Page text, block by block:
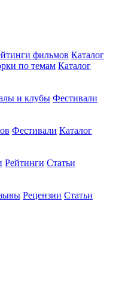
фильмов Каталог
по темам Каталог
и клубы Фестивали
Фестивали Каталог
Рейтинги Статьи
Рецензии Статьи